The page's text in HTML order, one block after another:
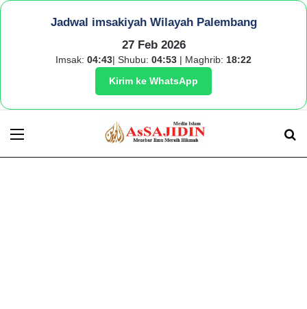
Jadwal imsakiyah Wilayah Palembang
27 Feb 2026
Imsak: 04:43| Shubu: 04:53 | Maghrib: 18:22
Kirim ke WhatsApp
Menu